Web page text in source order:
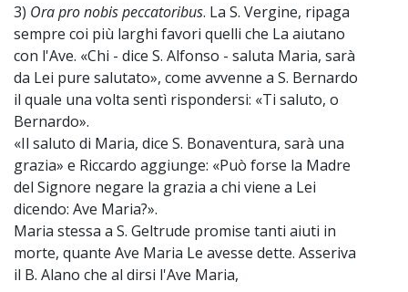
3) Ora pro nobis peccatoribus. La S. Vergine, ripaga
sempre coi più larghi favori quelli che La aiutano
con l'Ave. «Chi - dice S. Alfonso - saluta Maria, sarà
da Lei pure salutato», come avvenne a S. Bernardo
il quale una volta sentì rispondersi: «Ti saluto, o
Bernardo».
«Il saluto di Maria, dice S. Bonaventura, sarà una
grazia» e Riccardo aggiunge: «Può forse la Madre
del Signore negare la grazia a chi viene a Lei
dicendo: Ave Maria?».
Maria stessa a S. Geltrude promise tanti aiuti in
morte, quante Ave Maria Le avesse dette. Asseriva
il B. Alano che al dirsi l'Ave Maria,